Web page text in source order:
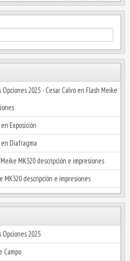
2025 - Cesar Calvo en Flash Meike
en Exposición
en Diafragma
MK320 descripción e impresiones
MK320 descripción e impresiones
Opciones 2025
Campo